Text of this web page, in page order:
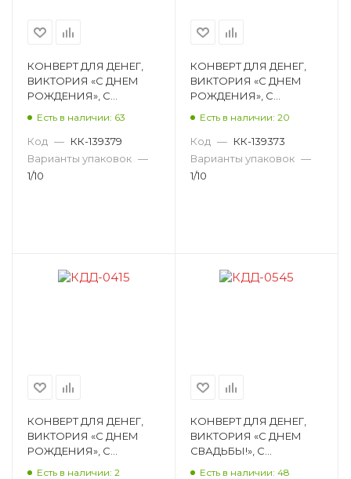
КОНВЕРТ ДЛЯ ДЕНЕГ,
ВИКТОРИЯ «С ДНЕМ
РОЖДЕНИЯ», С
Есть в наличии: 63
Код — КК-139379
Варианты упаковок —
1/10
КОНВЕРТ ДЛЯ ДЕНЕГ,
ВИКТОРИЯ «С ДНЕМ
РОЖДЕНИЯ», С
Есть в наличии: 20
Код — КК-139373
Варианты упаковок —
1/10
КОНВЕРТ ДЛЯ ДЕНЕГ,
ВИКТОРИЯ «С ДНЕМ
РОЖДЕНИЯ», С
Есть в наличии: 2
КОНВЕРТ ДЛЯ ДЕНЕГ,
ВИКТОРИЯ «С ДНЕМ
СВАДЬБЫ!», С
Есть в наличии: 48